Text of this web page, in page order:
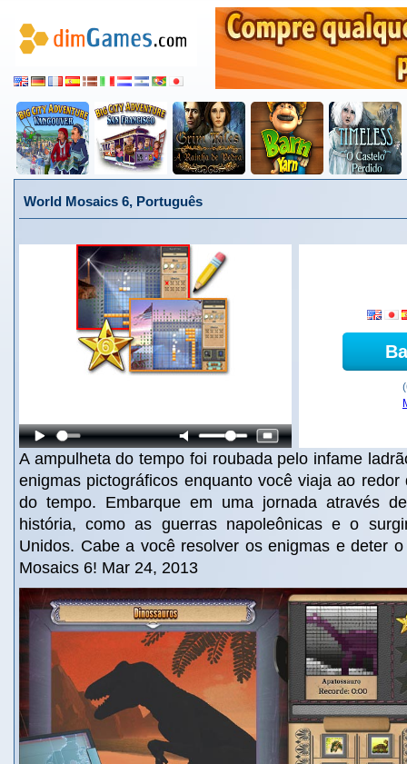
World Mosaics 6, Português
A ampulheta do tempo foi roubada pelo infame
enigmas pictográficos enquanto você viaja ao
do tempo. Embarque em uma jornada através
história, como as guerras napoleônicas e o
Unidos. Cabe a você resolver os enigmas e deter
Mosaics 6! Mar 24, 2013